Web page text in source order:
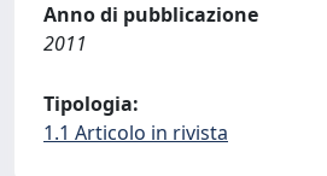
Anno di pubblicazione
2011
Tipologia:
1.1 Articolo in rivista